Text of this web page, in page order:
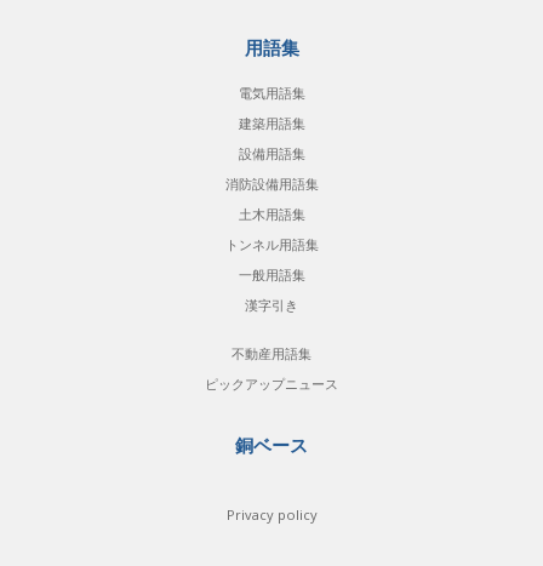
用語集
電気用語集
建築用語集
設備用語集
消防設備用語集
土木用語集
トンネル用語集
一般用語集
漢字引き
不動産用語集
ピックアップニュース
銅ベース
Privacy policy